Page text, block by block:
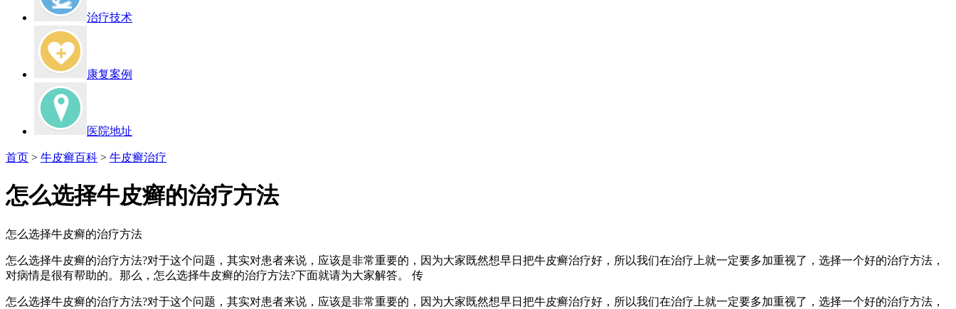
治疗技术
康复案例
医院地址
首页 > 牛皮癣百科 > 牛皮癣治疗
怎么选择牛皮癣的治疗方法
怎么选择牛皮癣的治疗方法
怎么选择牛皮癣的治疗方法?对于这个问题，其实对患者来说，应该是非常重要的，因为大家既然想早日把牛皮癣治疗好，所以我们在治疗上就一定要多加重视了，选择一个好的治疗方法，
对病情是很有帮助的。那么，怎么选择牛皮癣的治疗方法?下面就请为大家解答。 传
怎么选择牛皮癣的治疗方法?对于这个问题，其实对患者来说，应该是非常重要的，因为大家既然想早日把牛皮癣治疗好，所以我们在治疗上就一定要多加重视了，选择一个好的治疗方法，